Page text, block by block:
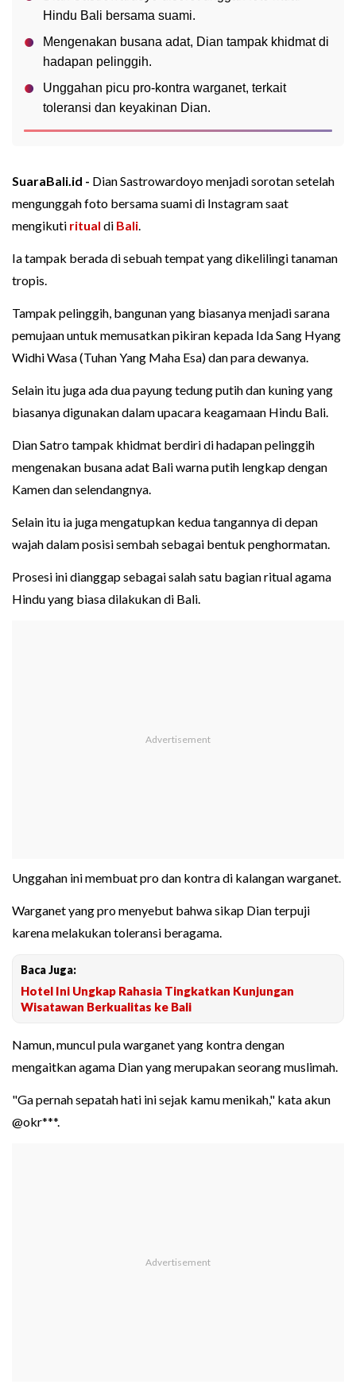
Hindu Bali bersama suami.
Mengenakan busana adat, Dian tampak khidmat di
hadapan pelinggih.
Unggahan picu pro-kontra warganet, terkait
toleransi dan keyakinan Dian.
SuaraBali.id - Dian Sastrowardoyo menjadi sorotan setelah
mengunggah foto bersama suami di Instagram saat
mengikuti ritual di Bali.
Ia tampak berada di sebuah tempat yang dikelilingi tanaman
tropis.
Tampak pelinggih, bangunan yang biasanya menjadi sarana
pemujaan untuk memusatkan pikiran kepada Ida Sang Hyang
Widhi Wasa (Tuhan Yang Maha Esa) dan para dewanya.
Selain itu juga ada dua payung tedung putih dan kuning yang
biasanya digunakan dalam upacara keagamaan Hindu Bali.
Dian Satro tampak khidmat berdiri di hadapan pelinggih
mengenakan busana adat Bali warna putih lengkap dengan
Kamen dan selendangnya.
Selain itu ia juga mengatupkan kedua tangannya di depan
wajah dalam posisi sembah sebagai bentuk penghormatan.
Prosesi ini dianggap sebagai salah satu bagian ritual agama
Hindu yang biasa dilakukan di Bali.
Unggahan ini membuat pro dan kontra di kalangan warganet.
Warganet yang pro menyebut bahwa sikap Dian terpuji
karena melakukan toleransi beragama.
Baca Juga:
Hotel Ini Ungkap Rahasia Tingkatkan Kunjungan
Wisatawan Berkualitas ke Bali
Namun, muncul pula warganet yang kontra dengan
mengaitkan agama Dian yang merupakan seorang muslimah.
"Ga pernah sepatah hati ini sejak kamu menikah," kata akun
@okr***.